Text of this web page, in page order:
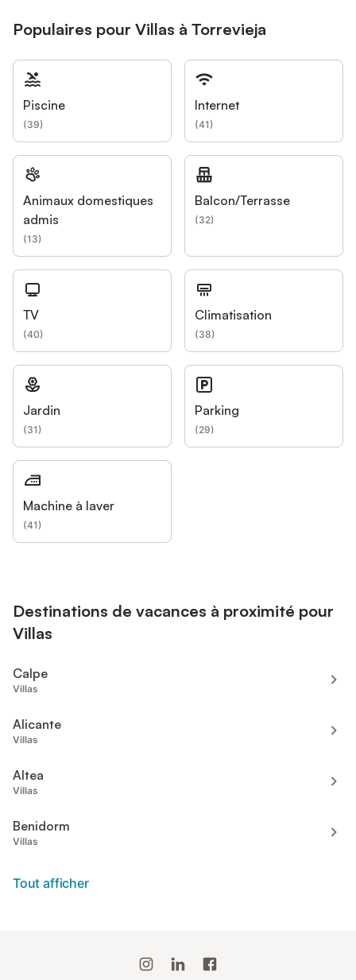
Populaires pour Villas à Torrevieja
Piscine
(39)
Internet
(41)
Animaux domestiques
admis
(13)
Balcon/Terrasse
(32)
TV
(40)
Climatisation
(38)
Jardin
(31)
Parking
(29)
Machine à laver
(41)
Destinations de vacances à proximité pour
Villas
Calpe
Villas
Alicante
Villas
Altea
Villas
Benidorm
Villas
Tout afficher